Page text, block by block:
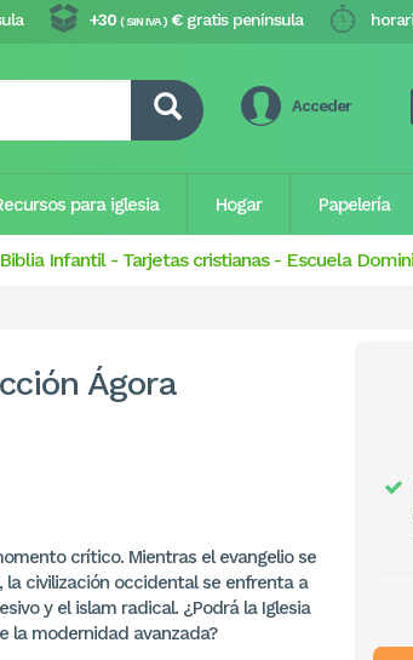
+30 ( SIN IVA ) €gratis península
Acceder
para iglesia Hogar Papelería
Biblia Infantil- Tarjetas cristianas - Escuela
Ágora
crítico. Mientras el evangelio se
civilización occidental se enfrenta a
y el islam radical. ¿Podrá la Iglesia
la modernidad avanzada?